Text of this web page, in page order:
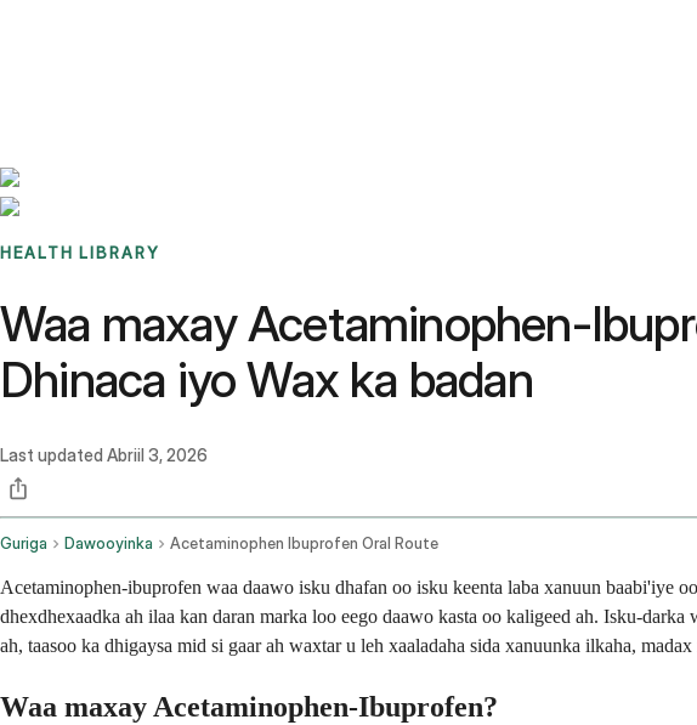
HEALTH LIBRARY
Waa maxay Acetaminophen-
Dhinaca iyo Wax ka badan
Last updated Abriil 3, 2026
Guriga Dawooyinka Acetaminophen Ibuprofen Oral Route
Acetaminophen-ibuprofen waa daawo isku dhafan oo isku keenta laba xanuun baabi'iye
dhexdhexaadka ah ilaa kan daran marka loo eego daawo kasta oo kaligeed ah. Isku-
ah, taasoo ka dhigaysa mid si gaar ah waxtar u leh xaaladaha sida xanuunka ilkaha,
Waa maxay Acetaminophen-Ibuprofen?